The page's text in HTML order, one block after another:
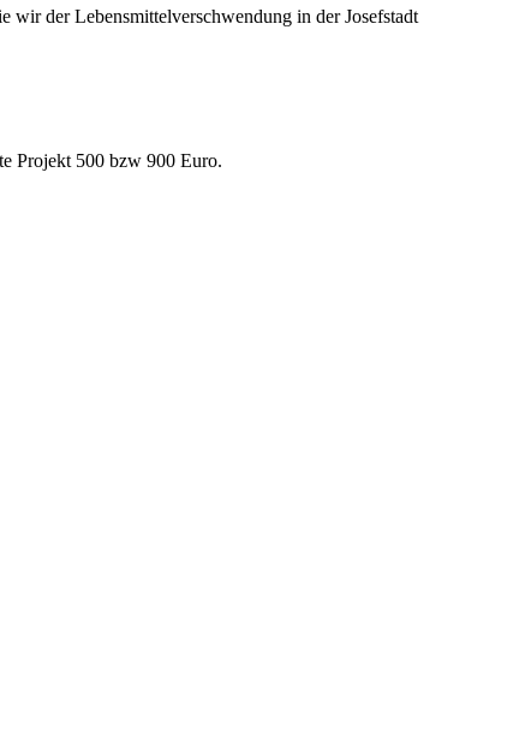
wir der Lebensmittelverschwendung in der Josefstadt
Projekt 500 bzw 900 Euro.